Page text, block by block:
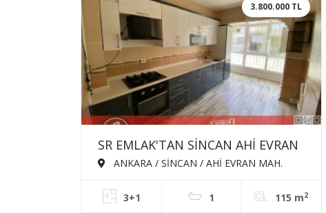
3.800.000 TL
SR EMLAK'TAN SİNCAN AHİ EVRAN
MAH'DE 3+1 115m² BAĞIMSIZ ÖN
ANKARA / SİNCAN / AHİ EVRAN MAH.
3+1 1 115 m2